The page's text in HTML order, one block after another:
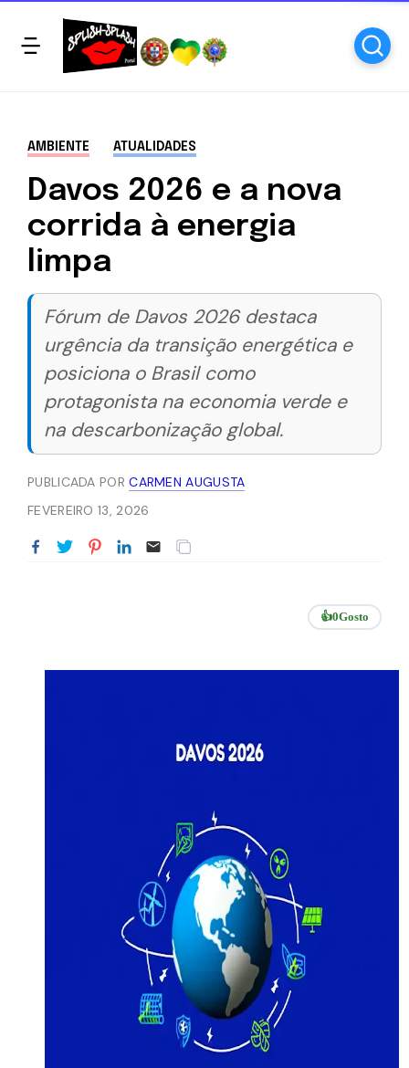
AMBIENTE ATUALIDADES
Davos 2026 e a nova
corrida à energia
limpa
Fórum de Davos 2026 destaca
urgência da transição energética e
posiciona o Brasil como
protagonista na economia verde e
na descarbonização global.
PUBLICADA PORCARMEN AUGUSTA
FEVEREIRO 13, 2026
👍0Gosto